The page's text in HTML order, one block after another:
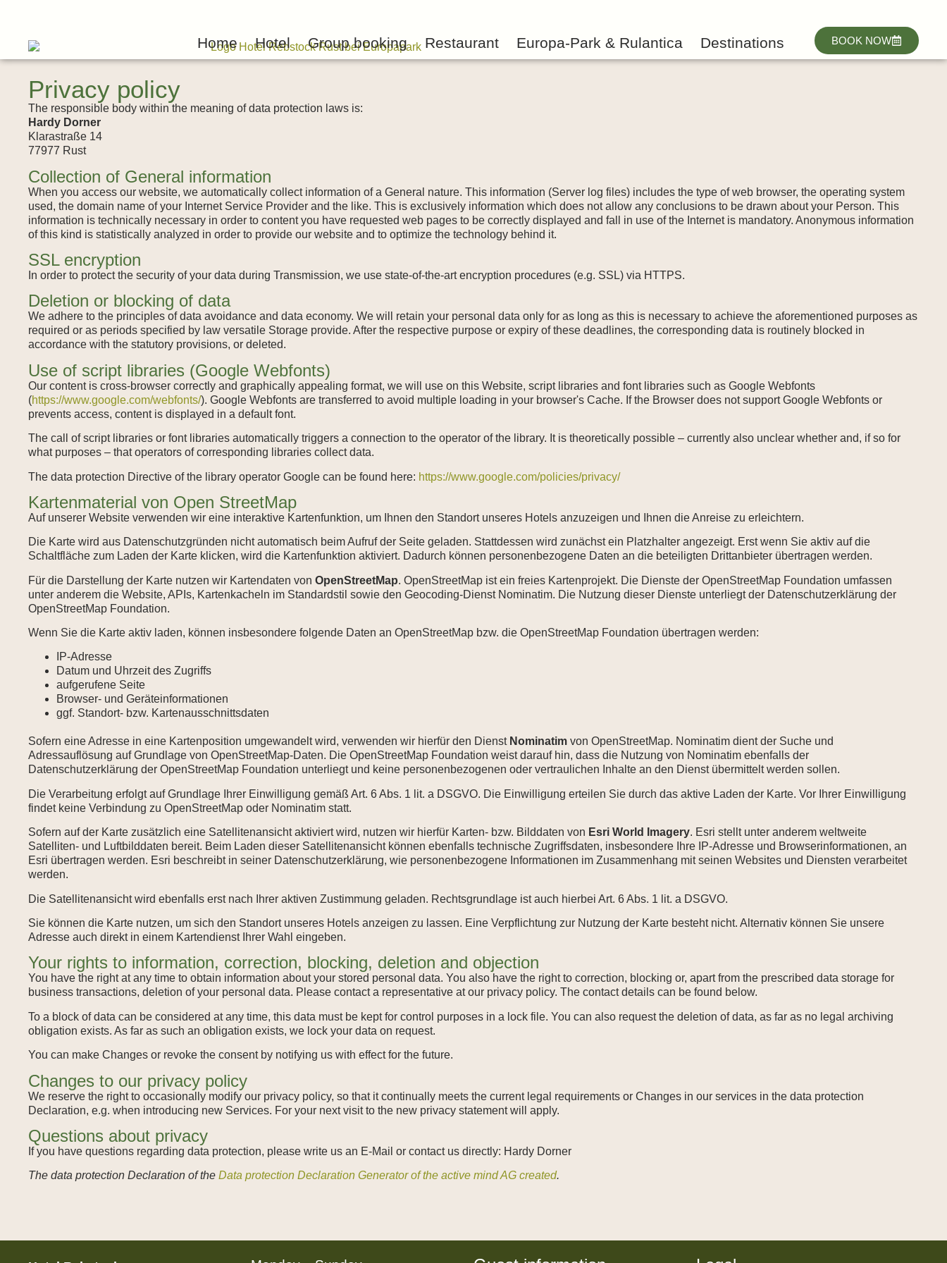
Home Hotel Group booking Restaurant Europa-Park & Rulantica Destinations BOOK NOW
Privacy policy
The responsible body within the meaning of data protection laws is:
Hardy Dorner
Klarastraße 14
77977 Rust
Collection of General information
When you access our website, we automatically collect information of a General nature. This information (Server log files) includes the type of web browser, the operating system
used, the domain name of your Internet Service Provider and the like. This is exclusively information which does not allow any conclusions to be drawn about your Person. This
information is technically necessary in order to content you have requested web pages to be correctly displayed and fall in use of the Internet is mandatory. Anonymous information
of this kind is statistically analyzed in order to provide our website and to optimize the technology behind it.
SSL encryption
In order to protect the security of your data during Transmission, we use state-of-the-art encryption procedures (e.g. SSL) via HTTPS.
Deletion or blocking of data
We adhere to the principles of data avoidance and data economy. We will retain your personal data only for as long as this is necessary to achieve the aforementioned purposes as
required or as periods specified by law versatile Storage provide. After the respective purpose or expiry of these deadlines, the corresponding data is routinely blocked in
accordance with the statutory provisions, or deleted.
Use of script libraries (Google Webfonts)
Our content is cross-browser correctly and graphically appealing format, we will use on this Website, script libraries and font libraries such as Google Webfonts
(https://www.google.com/webfonts/). Google Webfonts are transferred to avoid multiple loading in your browser's Cache. If the Browser does not support Google Webfonts or
prevents access, content is displayed in a default font.
The call of script libraries or font libraries automatically triggers a connection to the operator of the library. It is theoretically possible – currently also unclear whether and, if so for
what purposes – that operators of corresponding libraries collect data.
The data protection Directive of the library operator Google can be found here: https://www.google.com/policies/privacy/
Kartenmaterial von Open StreetMap
Auf unserer Website verwenden wir eine interaktive Kartenfunktion, um Ihnen den Standort unseres Hotels anzuzeigen und Ihnen die Anreise zu erleichtern.
Die Karte wird aus Datenschutzgründen nicht automatisch beim Aufruf der Seite geladen. Stattdessen wird zunächst ein Platzhalter angezeigt. Erst wenn Sie aktiv auf die
Schaltfläche zum Laden der Karte klicken, wird die Kartenfunktion aktiviert. Dadurch können personenbezogene Daten an die beteiligten Drittanbieter übertragen werden.
Für die Darstellung der Karte nutzen wir Kartendaten vonOpenStreetMap. OpenStreetMap ist ein freies Kartenprojekt. Die Dienste der OpenStreetMap Foundation umfassen
unter anderem die Website, APIs, Kartenkacheln im Standardstil sowie den Geocoding-Dienst Nominatim. Die Nutzung dieser Dienste unterliegt der Datenschutzerklärung der
OpenStreetMap Foundation.
Wenn Sie die Karte aktiv laden, können insbesondere folgende Daten an OpenStreetMap bzw. die OpenStreetMap Foundation übertragen werden:
IP-Adresse
Datum und Uhrzeit des Zugriffs
aufgerufene Seite
Browser- und Geräteinformationen
ggf. Standort- bzw. Kartenausschnittsdaten
Sofern eine Adresse in eine Kartenposition umgewandelt wird, verwenden wir hierfür den Dienst Nominatim von OpenStreetMap. Nominatim dient der Suche und
Adressauflösung auf Grundlage von OpenStreetMap-Daten. Die OpenStreetMap Foundation weist darauf hin, dass die Nutzung von Nominatim ebenfalls der
Datenschutzerklärung der OpenStreetMap Foundation unterliegt und keine personenbezogenen oder vertraulichen Inhalte an den Dienst übermittelt werden sollen.
Die Verarbeitung erfolgt auf Grundlage Ihrer Einwilligung gemäß Art. 6 Abs. 1 lit. a DSGVO. Die Einwilligung erteilen Sie durch das aktive Laden der Karte. Vor Ihrer Einwilligung
findet keine Verbindung zu OpenStreetMap oder Nominatim statt.
Sofern auf der Karte zusätzlich eine Satellitenansicht aktiviert wird, nutzen wir hierfür Karten- bzw. Bilddaten von Esri World Imagery. Esri stellt unter anderem weltweite
Satelliten- und Luftbilddaten bereit. Beim Laden dieser Satellitenansicht können ebenfalls technische Zugriffsdaten, insbesondere Ihre IP-Adresse und Browserinformationen, an
Esri übertragen werden. Esri beschreibt in seiner Datenschutzerklärung, wie personenbezogene Informationen im Zusammenhang mit seinen Websites und Diensten verarbeitet
werden.
Die Satellitenansicht wird ebenfalls erst nach Ihrer aktiven Zustimmung geladen. Rechtsgrundlage ist auch hierbei Art. 6 Abs. 1 lit. a DSGVO.
Sie können die Karte nutzen, um sich den Standort unseres Hotels anzeigen zu lassen. Eine Verpflichtung zur Nutzung der Karte besteht nicht. Alternativ können Sie unsere
Adresse auch direkt in einem Kartendienst Ihrer Wahl eingeben.
Your rights to information, correction, blocking, deletion and objection
You have the right at any time to obtain information about your stored personal data. You also have the right to correction, blocking or, apart from the prescribed data storage for
business transactions, deletion of your personal data. Please contact a representative at our privacy policy. The contact details can be found below.
To a block of data can be considered at any time, this data must be kept for control purposes in a lock file. You can also request the deletion of data, as far as no legal archiving
obligation exists. As far as such an obligation exists, we lock your data on request.
You can make Changes or revoke the consent by notifying us with effect for the future.
Changes to our privacy policy
We reserve the right to occasionally modify our privacy policy, so that it continually meets the current legal requirements or Changes in our services in the data protection
Declaration, e.g. when introducing new Services. For your next visit to the new privacy statement will apply.
Questions about privacy
If you have questions regarding data protection, please write us an E-Mail or contact us directly: Hardy Dorner
The data protection Declaration of theData protection Declaration Generator of the active mind AG created.